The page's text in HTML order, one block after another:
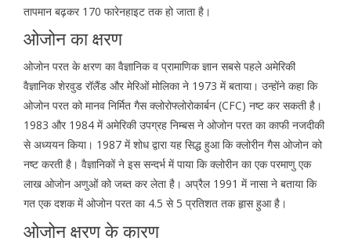
तापमान बढ़कर 170 फारेनहाइट तक हो जाता है।
ओजोन का क्षरण
ओजोन परत के क्षरण का वैज्ञानिक व प्रामाणिक ज्ञान सबसे पहले अमेरिकी
वैज्ञानिक शेरवुड रॉलैंड और मेरिओं मोलिका ने 1973 में बताया। उन्होंने कहा कि
ओजोन परत को मानव निर्मित गैस क्लोरोफ्लोरोकार्बन (CFC) नष्ट कर सकती है।
1983 और 1984 में अमेरिकी उपग्रह निम्बस ने ओजोन परत का काफी नजदीकी
से अध्ययन किया। 1987 में शोध द्वारा यह सिद्ध हुआ कि क्लोरीन गैस ओजोन को
नष्ट करती है। वैज्ञानिकों ने इस सन्दर्भ में पाया कि क्लोरीन का एक परमाणु एक
लाख ओजोन अणुओं को जब्त कर लेता है। अप्रैल 1991 में नासा ने बताया कि
गत एक दशक में ओजोन परत का 4.5 से 5 प्रतिशत तक हृास हुआ है।
ओजोन क्षरण के कारण